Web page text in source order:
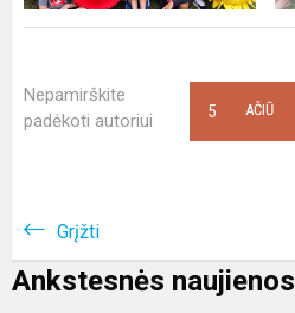
Nepamirškite
padėkoti autoriui
AČIŪ
5
Grįžti
Ankstesnės naujienos